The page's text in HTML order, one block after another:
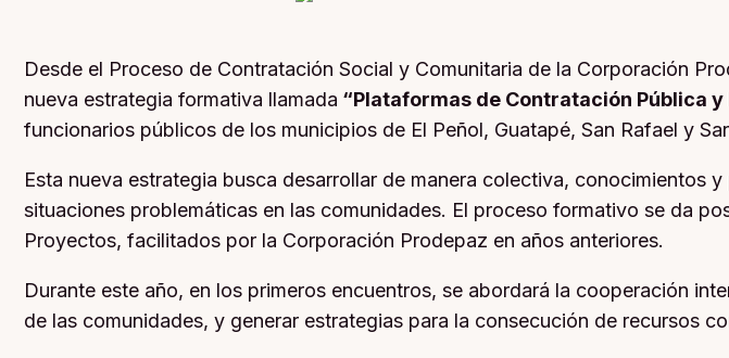
Desde el Proceso de Contratación Social y Comunitaria de la Corporación
nueva estrategia formativa llamada “Plataformas de Contratación Pública y
funcionarios públicos de los municipios de El Peñol, Guatapé, San Rafael y
Esta nueva estrategia busca desarrollar de manera colectiva,
situaciones problemáticas en las comunidades. El proceso formativo se da
Proyectos, facilitados por la Corporación Prodepaz en años anteriores.
Durante este año, en los primeros encuentros, se abordará la cooperación
de las comunidades, y generar estrategias para la consecución de recursos